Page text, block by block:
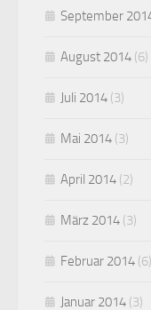
September
August 2014 (6)
Juli 2014 (3)
Mai 2014 (3)
April 2014 (2)
März 2014 (3)
Februar 2014 (6)
Januar 2014 (3)